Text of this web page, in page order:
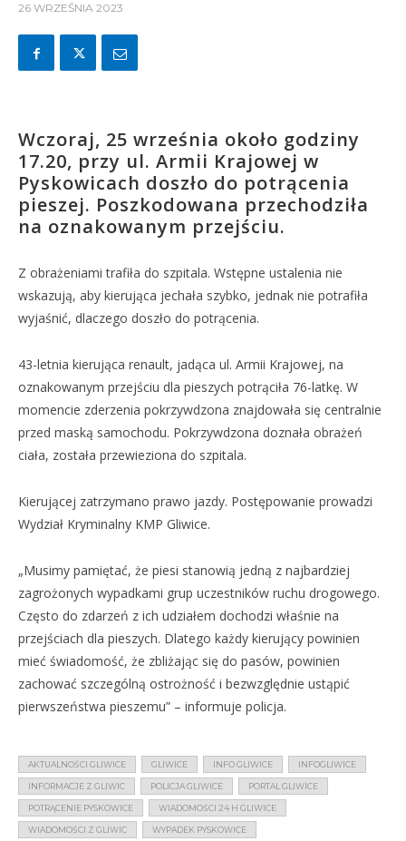
26 WRZEŚNIA 2023
Wczoraj, 25 września około godziny
17.20, przy ul. Armii Krajowej w
Pyskowicach doszło do potrącenia
pieszej. Poszkodowana przechodziła
na oznakowanym przejściu.
Z obrażeniami trafiła do szpitala. Wstępne ustalenia nie
wskazują, aby kierująca jechała szybko, jednak nie potrafiła
wyjaśnić, dlaczego doszło do potrącenia.
43-letnia kierująca renault, jadąca ul. Armii Krajowej, na
oznakowanym przejściu dla pieszych potrąciła 76-latkę. W
momencie zderzenia pokrzywdzona znajdowała się centralnie
przed maską samochodu. Pokrzywdzona doznała obrażeń
ciała, została przewieziona do szpitala.
Kierującej zatrzymano prawo jazdy. Postępowanie prowadzi
Wydział Kryminalny KMP Gliwice.
„Musimy pamiętać, że piesi stanowią jedną z najbardziej
zagrożonych wypadkami grup uczestników ruchu drogowego.
Często do zdarzeń z ich udziałem dochodzi właśnie na
przejściach dla pieszych. Dlatego każdy kierujący powinien
mieć świadomość, że zbliżając się do pasów, powinien
zachować szczególną ostrożność i bezwzględnie ustąpić
pierwszeństwa pieszemu” – informuje policja.
AKTUALNOŚCI GLIWICE GLIWICE INFO GLIWICE INFOGLIWICE
INFORMACJE Z GLIWIC POLICJA GLIWICE PORTAL GLIWICE
POTRĄCENIE PYSKOWICE WIADOMOŚCI 24 H GLIWICE
WIADOMOŚCI Z GLIWIC WYPADEK PYSKOWICE